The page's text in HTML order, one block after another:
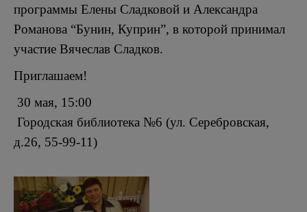
программы Елены Сладковой и Александра
Романова “Бунин, Куприн”, в которой принимал
участие Вячеслав Сладков.
Приглашаем!
30 мая, 15:00
Городская библиотека №6 (ул. Серебровская,
д.26, 55-99-11)